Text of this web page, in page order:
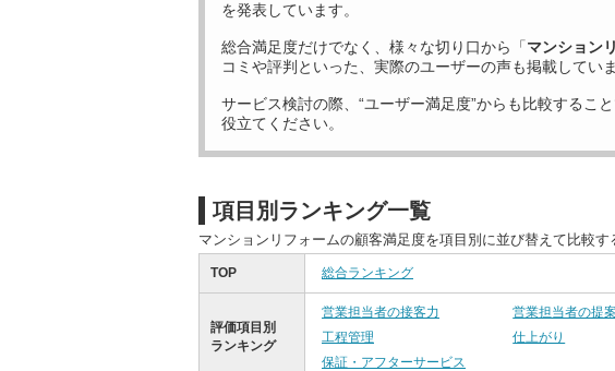
を発表しています。
総合満足度だけでなく、様々な切り口から「マンション
コミや評判といった、実際のユーザーの声も掲載していま
サービス検討の際、“ユーザー満足度”からも比較するこ
役立てください。
項目別ランキング一覧
マンションリフォームの顧客満足度を項目別に並び替えて比較す
TOP 総合ランキング
評価項目別
ランキング
営業担当者の接客力 営業担当者の提
工程管理
仕上がり
保証・アフターサービス